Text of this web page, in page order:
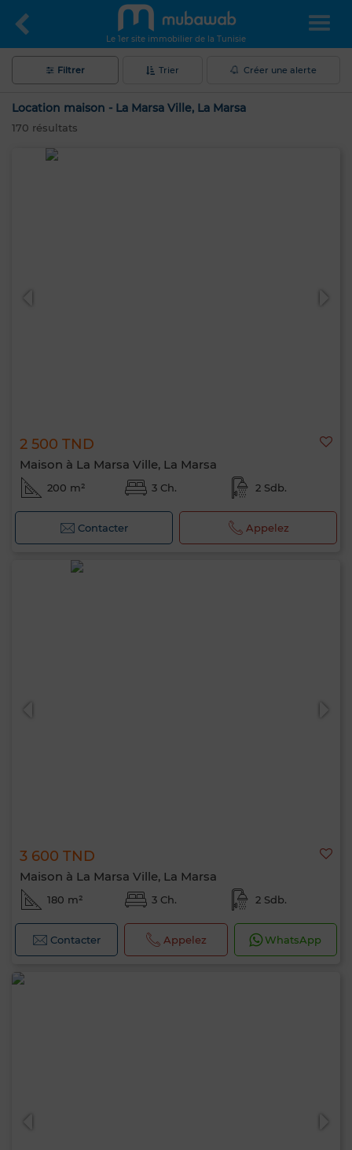
Le 1er site immobilier de la Tunisie
Filtrer Trier Créer une alerte
Location maison - La Marsa Ville, La Marsa
170 résultats
2 500 TND
Maison à La Marsa Ville, La Marsa
200 m² 3 Ch. 2 Sdb.
Contacter Appelez
3 600 TND
Maison à La Marsa Ville, La Marsa
180 m² 3 Ch. 2 Sdb.
Contacter Appelez WhatsApp